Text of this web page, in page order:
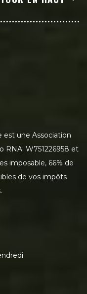
est une Association
RNA: W751226958 et
imposable, 66% de
de vos impôts